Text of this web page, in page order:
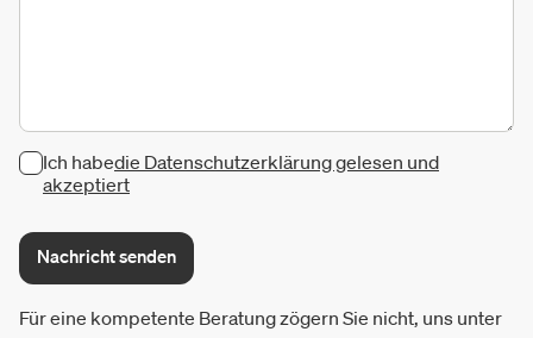
Ich habedie Datenschutzerklärung gelesen und
akzeptiert
Nachricht senden
Für eine kompetente Beratung zögern Sie nicht, uns unter